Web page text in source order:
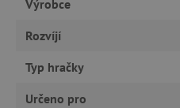
Výrobce
Rozvíjí
Typ hračky
Určeno pro